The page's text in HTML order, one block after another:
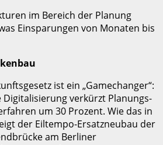
im Bereich der Planung
Einsparungen von Monaten bis
ist ein „Gamechanger“:
verkürzt Planungs-
um 30 Prozent. Wie das in
der Eiltempo-Ersatzneubau der
am Berliner